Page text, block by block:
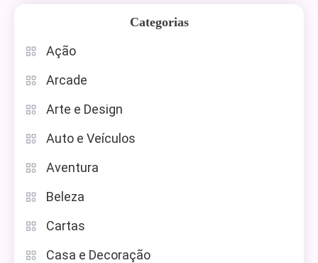
Categorias
Ação
Arcade
Arte e Design
Auto e Veículos
Aventura
Beleza
Cartas
Casa e Decoração